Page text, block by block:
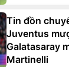
Tin đồn
Juventus
Galatasaray
Martinelli